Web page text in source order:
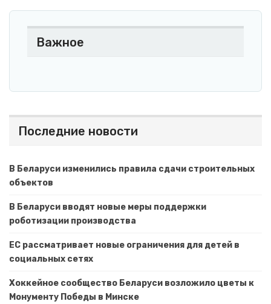
Важное
Последние новости
В Беларуси изменились правила сдачи строительных
объектов
В Беларуси вводят новые меры поддержки
роботизации производства
ЕС рассматривает новые ограничения для детей в
социальных сетях
Хоккейное сообщество Беларуси возложило цветы к
Монументу Победы в Минске